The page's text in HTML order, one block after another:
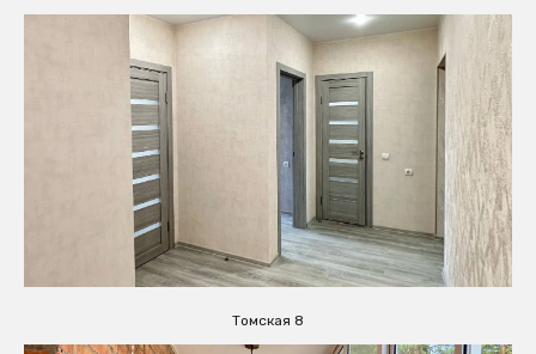
Томская 8